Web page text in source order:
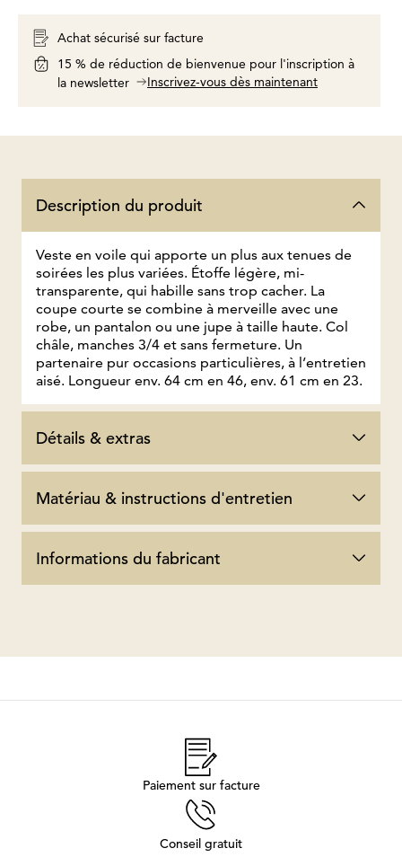
Achat sécurisé sur facture
15 % de réduction de bienvenue pour l'inscription à
la newsletter
Inscrivez-vous dès maintenant
Description du produit
Veste en voile qui apporte un plus aux tenues de
soirées les plus variées. Étoffe légère, mi-
transparente, qui habille sans trop cacher. La
coupe courte se combine à merveille avec une
robe, un pantalon ou une jupe à taille haute. Col
châle, manches 3/4 et sans fermeture. Un
partenaire pur occasions particulières, à l’entretien
aisé. Longueur env. 64 cm en 46, env. 61 cm en 23.
Détails & extras
Matériau & instructions d'entretien
Informations du fabricant
Paiement sur facture
Conseil gratuit